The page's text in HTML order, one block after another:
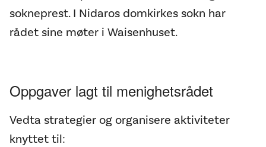
sokneprest. I Nidaros domkirkes sokn har
rådet sine møter i Waisenhuset.
Oppgaver lagt til menighetsrådet
Vedta strategier og organisere aktiviteter
knyttet til: